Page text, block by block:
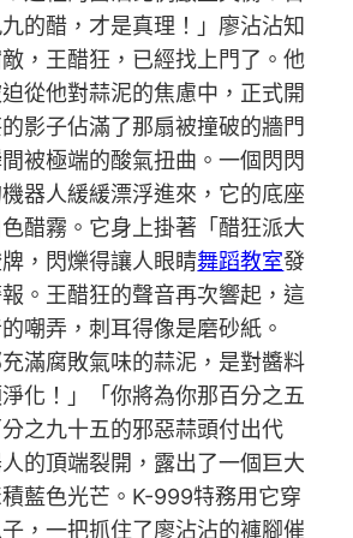
的醋，才是真理！」廖沾沾知
，王醋狂，已經找上門了。他
從他對蒜泥的焦慮中，正式開
影子佔滿了那扇被撞破的牆門
被極端的酸氣扭曲。一個閃閃
器人緩緩漂浮進來，它的底座
醋霧。它身上掛著「醋狂派大
，閃爍得讓人眼睛舞蹈教室發
。王醋狂的聲音再次響起，這
嘲弄，刺耳得像是磨砂紙。
充滿腐敗氣味的蒜泥，是對醬料
化！」「你將為你那百分之五
之九十五的邪惡蒜頭付出代
的頂端裂開，露出了一個巨大
藍色光芒。K-999特務用它穿
，一把抓住了廖沾沾的褲腳催